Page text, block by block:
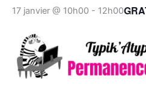
17 janvier @ 10h00 - 12h00